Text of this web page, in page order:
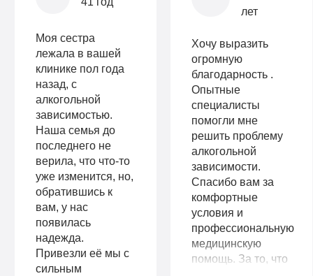
Моя сестра
лежала в вашей
клинике пол года
назад, с
алкогольной
зависимостью.
Наша семья до
последнего не
верила, что что-то
уже изменится, но,
обратившись к
вам, у нас
появилась
надежда.
Привезли её мы с
сильным
лет
Хочу выразить
огромную
благодарность .
Опытные
специалисты
помогли мне
решить проблему
алкогольной
зависимости.
Спасибо вам за
комфортные
условия и
профессиональную
медицинскую
помощь. За то, что